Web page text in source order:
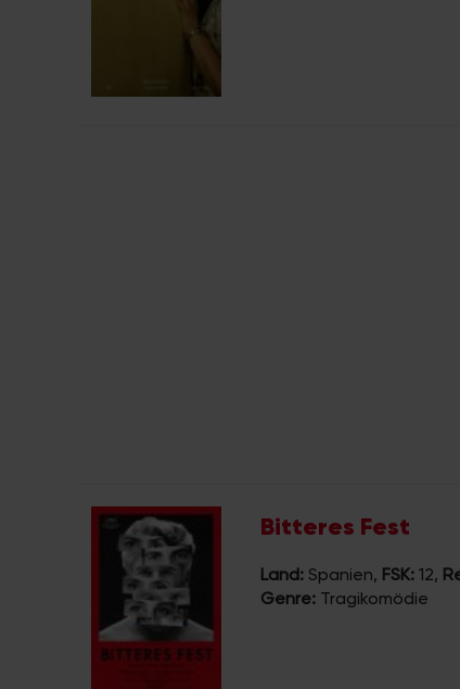
Bitteres Fest
Land: Spanien, FSK: 12,
Genre: Tragikomödie